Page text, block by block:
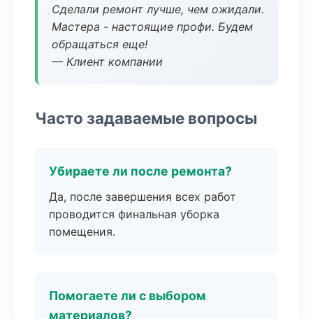
Сделали ремонт лучше, чем ожидали.
Мастера - настоящие профи. Будем
обращаться еще!
— Клиент компании
Часто задаваемые вопросы
Убираете ли после ремонта?
Да, после завершения всех работ
проводится финальная уборка
помещения.
Помогаете ли с выбором
материалов?